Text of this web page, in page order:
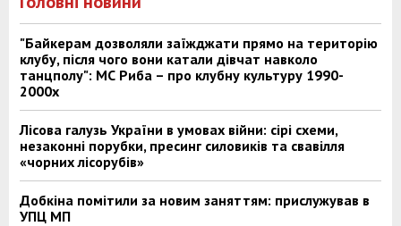
"Байкерам дозволяли заїжджати прямо на територію
клубу, після чого вони катали дівчат навколо
танцполу": МС Риба – про клубну культуру 1990-
2000х
Лісова галузь України в умовах війни: сірі схеми,
незаконні порубки, пресинг силовиків та свавілля
«чорних лісорубів»
Добкіна помітили за новим заняттям: прислужував в
УПЦ МП